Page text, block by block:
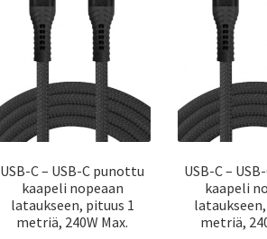
USB-C – USB-C punottu
kaapeli nopeaan
lataukseen, pituus 1
metriä, 240W Max.
USB-C –
kaapeli
metriä,